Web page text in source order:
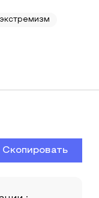
экстремизм
Скопировать